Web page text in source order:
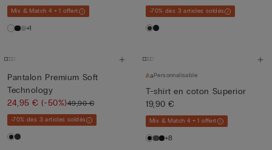
Mix & Match 4 + 1 offert
+1
-70% dès 3 articles soldés
Pantalon Premium Soft
Technology
24,95 €(-50%)49,90 €
-70% dès 3 articles soldés
Personnalisable
T-shirt en coton Superior
19,90 €
Mix & Match 4 + 1 offert
+8